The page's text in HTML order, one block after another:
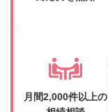
月間2,000件以上の